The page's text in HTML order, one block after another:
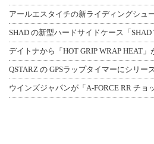
SHAD の新型ハードサイドケース「
デイトナから「HOT GRIP WRAP HEAT
QSTARZ の GPSラップタイマーにシリー
ウインズジャパンが「A-FORCE RR チョ